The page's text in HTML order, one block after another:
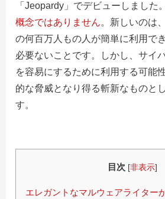
「Jeopardy」でデビューしました
概念ではありません。新しいのは
の何百万人もの人が簡単に利用で
必要ないことです。しかし、サイ
を容易にするために利用する可能
的な脅威となり得る斬新なものと
す。
目次 [非表示]
エレガントなマルウェアライター